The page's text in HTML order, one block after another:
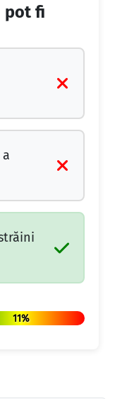
pot fi
11%